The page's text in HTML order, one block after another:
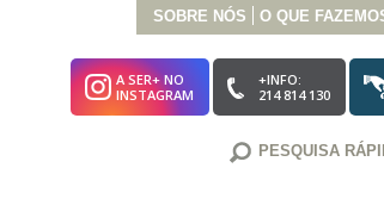
SOBRE NÓS O QUE
A SER+ NO
INSTAGRAM
+INFO:
214 814 130
PESQUISA